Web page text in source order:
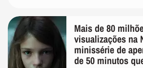
Mais de 80
visualizações na
minissérie de
de 50 minutos